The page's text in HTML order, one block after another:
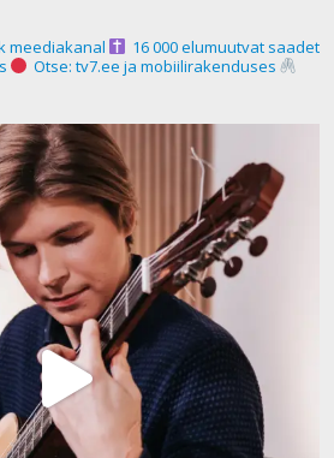
meediakanal
16 000 elumuutvat saadet
Otse: tv7.ee ja mobiilirakenduses